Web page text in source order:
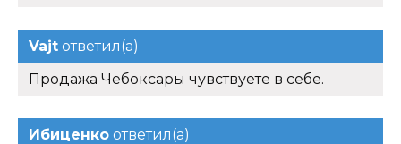
Vajt ответил(а)
Продажа Чебоксары чувствуете в себе.
Ибиценко ответил(а)